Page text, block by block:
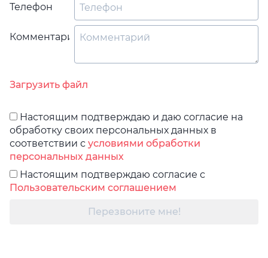
Телефон
Комментарий
Загрузить файл
Настоящим подтверждаю и даю согласие на
обработку своих персональных данных в
соответствии с условиями обработки
персональных данных
Настоящим подтверждаю согласие с
Пользовательским соглашением
Перезвоните мне!